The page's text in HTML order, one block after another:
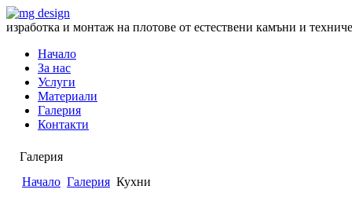
изработка и монтаж на плотове от естествени камъни и
Начало
За нас
Услуги
Материали
Галерия
Контакти
Галерия
Начало Галерия Кухни